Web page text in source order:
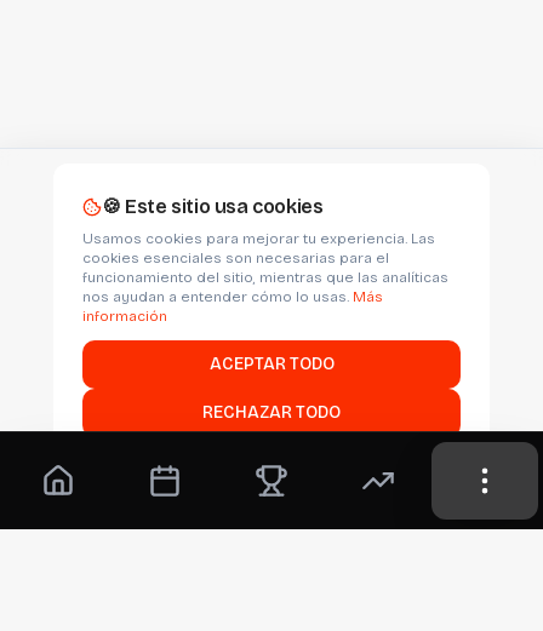
🍪 Este sitio usa cookies
Usamos cookies para mejorar tu experiencia. Las
cookies esenciales son necesarias para el
funcionamiento del sitio, mientras que las analíticas
nos ayudan a entender cómo lo usas. Más
información
ACEPTAR TODO
RECHAZAR TODO
Personalizar